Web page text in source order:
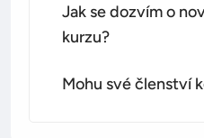
Jak se dozvím o
kurzu?
Mohu své členství